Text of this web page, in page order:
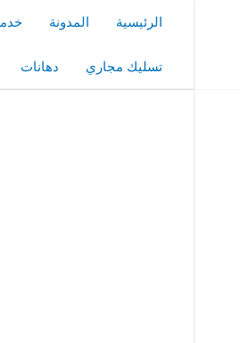
الرئيسية المدونة
تسليك مجاري دهانات